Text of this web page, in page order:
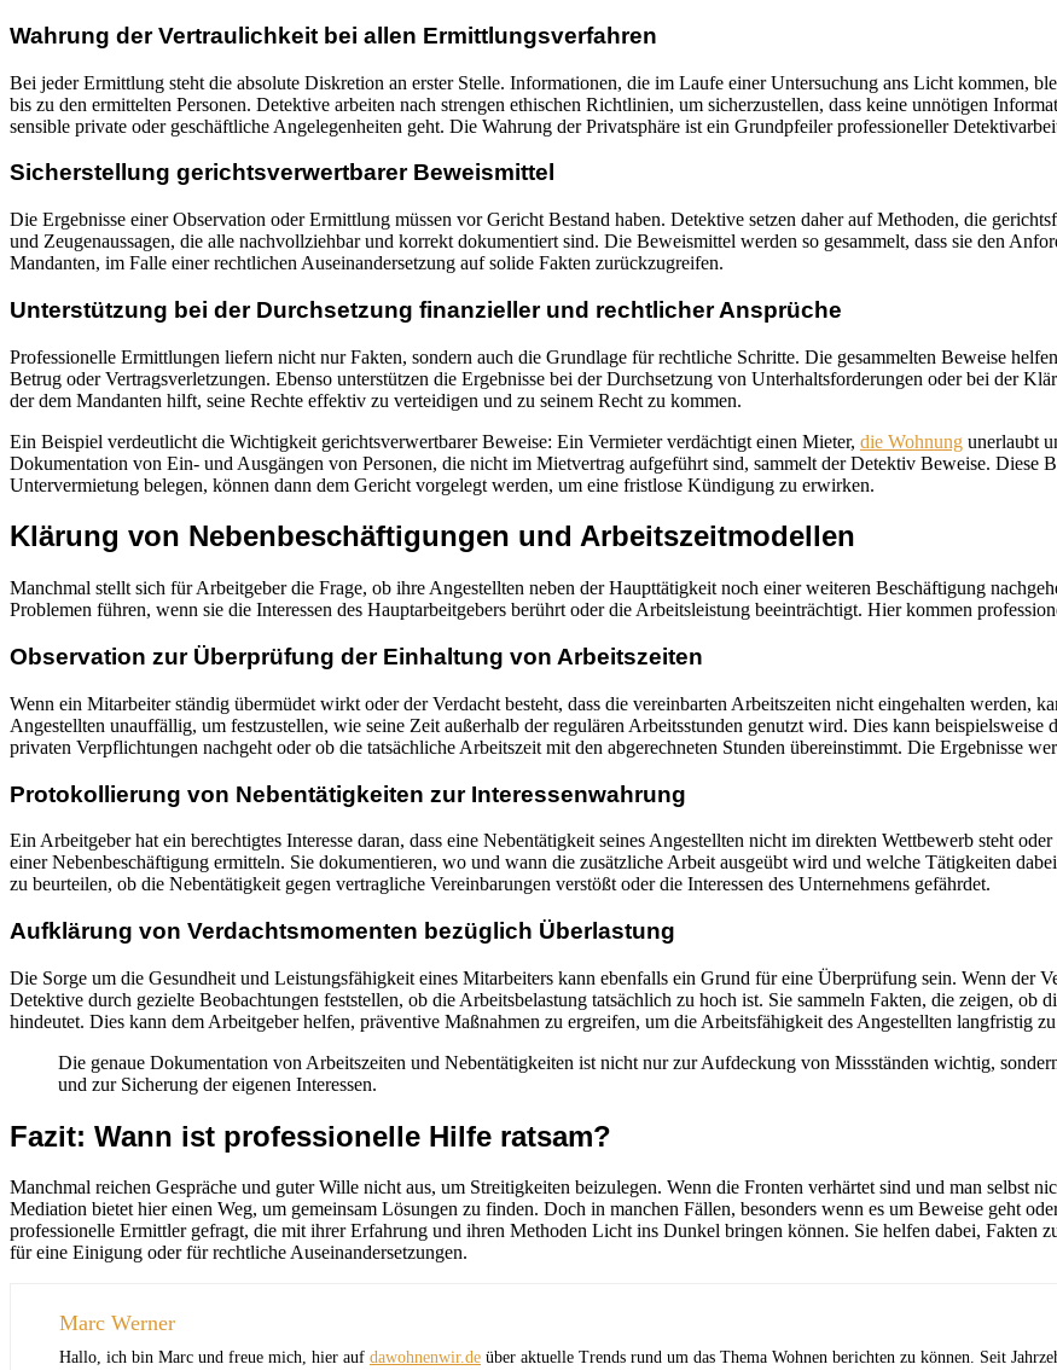
Wahrung der Vertraulichkeit bei allen Ermittlungsverfahren
Bei jeder Ermittlung steht die absolute Diskretion an erster Stelle. Informationen, die im Laufe einer Untersuchung ans Licht kommen,
bis zu den ermittelten Personen. Detektive arbeiten nach strengen ethischen Richtlinien, um sicherzustellen, dass keine unnötigen
sensible private oder geschäftliche Angelegenheiten geht. Die Wahrung der Privatsphäre ist ein Grundpfeiler professioneller
Sicherstellung gerichtsverwertbarer Beweismittel
Die Ergebnisse einer Observation oder Ermittlung müssen vor Gericht Bestand haben. Detektive setzen daher auf Methoden, die
und Zeugenaussagen, die alle nachvollziehbar und korrekt dokumentiert sind. Die Beweismittel werden so gesammelt, dass sie den
Mandanten, im Falle einer rechtlichen Auseinandersetzung auf solide Fakten zurückzugreifen.
Unterstützung bei der Durchsetzung finanzieller und rechtlicher Ansprüche
Professionelle Ermittlungen liefern nicht nur Fakten, sondern auch die Grundlage für rechtliche Schritte. Die gesammelten Beweise
Betrug oder Vertragsverletzungen. Ebenso unterstützen die Ergebnisse bei der Durchsetzung von Unterhaltsforderungen oder bei der
der dem Mandanten hilft, seine Rechte effektiv zu verteidigen und zu seinem Recht zu kommen.
Ein Beispiel verdeutlicht die Wichtigkeit gerichtsverwertbarer Beweise: Ein Vermieter verdächtigt einen Mieter, die Wohnung unerlaubt
Dokumentation von Ein- und Ausgängen von Personen, die nicht im Mietvertrag aufgeführt sind, sammelt der Detektiv Beweise. Diese
Untervermietung belegen, können dann dem Gericht vorgelegt werden, um eine fristlose Kündigung zu erwirken.
Klärung von Nebenbeschäftigungen und Arbeitszeitmodellen
Manchmal stellt sich für Arbeitgeber die Frage, ob ihre Angestellten neben der Haupttätigkeit noch einer weiteren Beschäftigung
Problemen führen, wenn sie die Interessen des Hauptarbeitgebers berührt oder die Arbeitsleistung beeinträchtigt. Hier kommen
Observation zur Überprüfung der Einhaltung von Arbeitszeiten
Wenn ein Mitarbeiter ständig übermüdet wirkt oder der Verdacht besteht, dass die vereinbarten Arbeitszeiten nicht eingehalten werden,
Angestellten unauffällig, um festzustellen, wie seine Zeit außerhalb der regulären Arbeitsstunden genutzt wird. Dies kann
privaten Verpflichtungen nachgeht oder ob die tatsächliche Arbeitszeit mit den abgerechneten Stunden übereinstimmt. Die Ergebnisse
Protokollierung von Nebentätigkeiten zur Interessenwahrung
Ein Arbeitgeber hat ein berechtigtes Interesse daran, dass eine Nebentätigkeit seines Angestellten nicht im direkten Wettbewerb steht
einer Nebenbeschäftigung ermitteln. Sie dokumentieren, wo und wann die zusätzliche Arbeit ausgeübt wird und welche Tätigkeiten
zu beurteilen, ob die Nebentätigkeit gegen vertragliche Vereinbarungen verstößt oder die Interessen des Unternehmens gefährdet.
Aufklärung von Verdachtsmomenten bezüglich Überlastung
Die Sorge um die Gesundheit und Leistungsfähigkeit eines Mitarbeiters kann ebenfalls ein Grund für eine Überprüfung sein. Wenn der
Detektive durch gezielte Beobachtungen feststellen, ob die Arbeitsbelastung tatsächlich zu hoch ist. Sie sammeln Fakten, die zeigen, ob
hindeutet. Dies kann dem Arbeitgeber helfen, präventive Maßnahmen zu ergreifen, um die Arbeitsfähigkeit des Angestellten langfristig
Die genaue Dokumentation von Arbeitszeiten und Nebentätigkeiten ist nicht nur zur Aufdeckung von Missständen wichtig,
und zur Sicherung der eigenen Interessen.
Fazit: Wann ist professionelle Hilfe ratsam?
Manchmal reichen Gespräche und guter Wille nicht aus, um Streitigkeiten beizulegen. Wenn die Fronten verhärtet sind und man selbst
Mediation bietet hier einen Weg, um gemeinsam Lösungen zu finden. Doch in manchen Fällen, besonders wenn es um Beweise geht
professionelle Ermittler gefragt, die mit ihrer Erfahrung und ihren Methoden Licht ins Dunkel bringen können. Sie helfen dabei, Fakten
für eine Einigung oder für rechtliche Auseinandersetzungen.
Marc Werner
Hallo, ich bin Marc und freue mich, hier auf dawohnenwir.de über aktuelle Trends rund um das Thema Wohnen berichten zu können. Seit